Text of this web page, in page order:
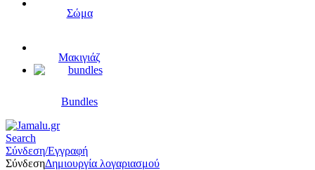
Σώμα
Μακιγιάζ
Bundles
Search
Σύνδεση/Εγγραφή
ΣύνδεσηΔημιουργία λογαριασμού